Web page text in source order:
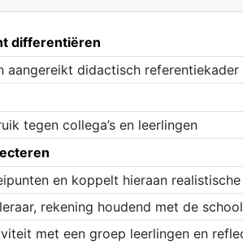
differentiëren
aangereikt didactisch referentiekader
tegen collega’s en leerlingen
en koppelt hieraan
rekening houdend met de
met een groep leerlingen en